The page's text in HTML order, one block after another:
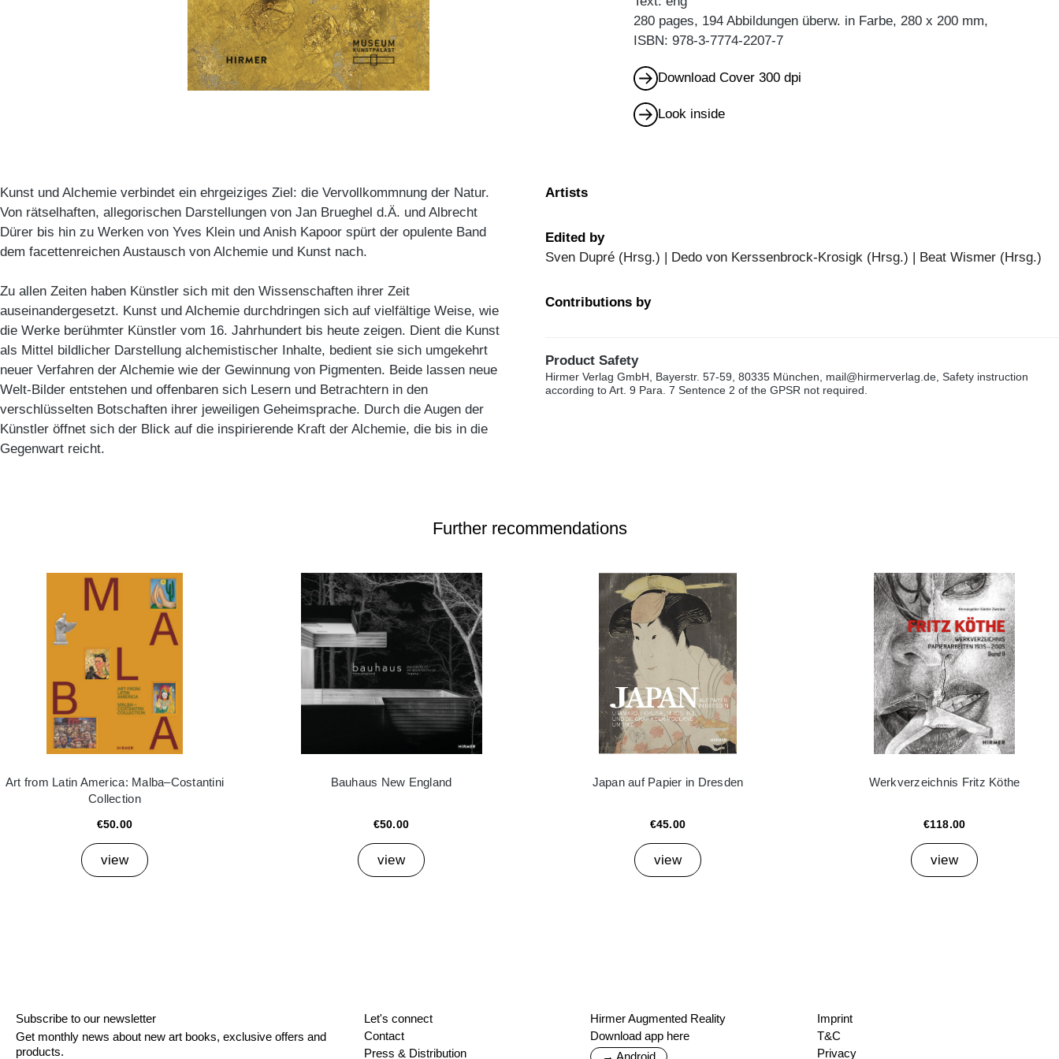
280 pages, 194 Abbildungen überw. in Farbe, 280 x 200 mm,
ISBN: 978-3-7774-2207-7
Download Cover 300 dpi
Look inside
Kunst und Alchemie verbindet ein ehrgeiziges Ziel: die Vervollkommnung der Natur.
Von rätselhaften, allegorischen Darstellungen von Jan Brueghel d.Ä. und Albrecht
Dürer bis hin zu Werken von Yves Klein und Anish Kapoor spürt der opulente Band
dem facettenreichen Austausch von Alchemie und Kunst nach.
Zu allen Zeiten haben Künstler sich mit den Wissenschaften ihrer Zeit
auseinandergesetzt. Kunst und Alchemie durchdringen sich auf vielfältige Weise, wie
die Werke berühmter Künstler vom 16. Jahrhundert bis heute zeigen. Dient die Kunst
als Mittel bildlicher Darstellung alchemistischer Inhalte, bedient sie sich umgekehrt
neuer Verfahren der Alchemie wie der Gewinnung von Pigmenten. Beide lassen neue
Welt-Bilder entstehen und offenbaren sich Lesern und Betrachtern in den
verschlüsselten Botschaften ihrer jeweiligen Geheimsprache. Durch die Augen der
Künstler öffnet sich der Blick auf die inspirierende Kraft der Alchemie, die bis in die
Gegenwart reicht.
Artists
Edited by
Sven Dupré (Hrsg.) | Dedo von Kerssenbrock-Krosigk (Hrsg.) | Beat Wismer (Hrsg.)
Contributions by
Product Safety
Hirmer Verlag GmbH, Bayerstr. 57-59, 80335 München, mail@hirmerverlag.de, Safety instruction
according to Art. 9 Para. 7 Sentence 2 of the GPSR not required.
Further recommendations
Art from Latin America: Malba–Costantini
Collection
€50.00
view
Bauhaus New England
€50.00
view
Japan auf Papier in Dresden
€45.00
view
Werkverzeichnis Fritz Köthe
€118.00
view
Subscribe to our newsletter
Get monthly news about new art books, exclusive offers and
products.
Let's connect
Contact
Press & Distribution
Hirmer Augmented Reality
Download app here
Imprint
T&C
Privacy